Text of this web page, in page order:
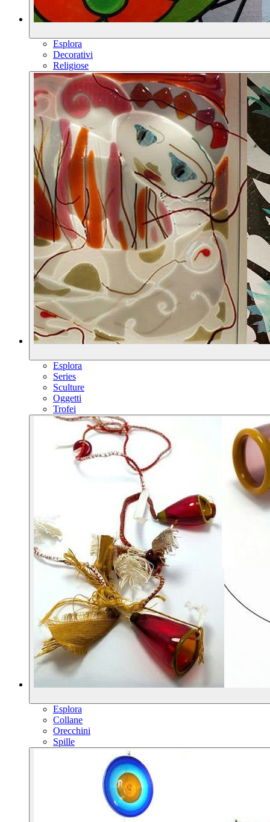
Esplora
Decorativi
Religiose
Esplora
Series
Sculture
Oggetti
Trofei
Esplora
Collane
Orecchini
Spille